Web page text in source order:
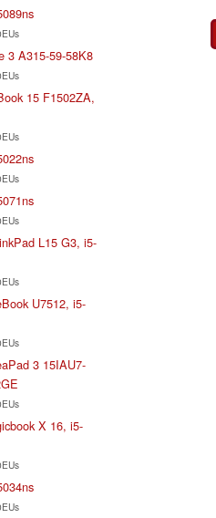
3 A315-59-58K8
15 F1502ZA,
L15 G3, i5-
U7512, i5-
3 15IAU7-
X 16, i5-